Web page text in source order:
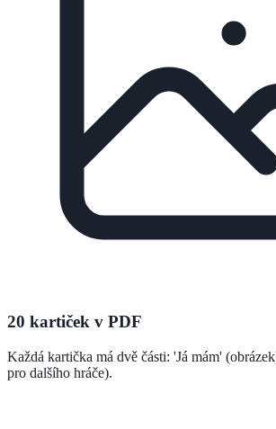
20 kartiček v PDF
Každá kartička má dvě části: 'Já mám'
pro dalšího hráče).